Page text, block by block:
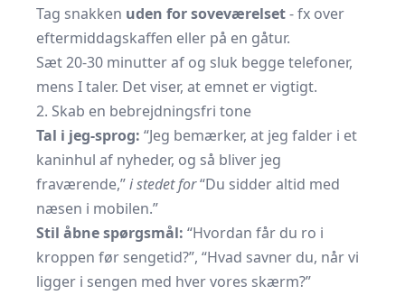
Tag snakken uden for soveværelset- fx over
eftermiddagskaffen eller på en gåtur.
Sæt 20-30 minutter af og sluk begge telefoner,
mens I taler. Det viser, at emnet er vigtigt.
2. Skab en bebrejdningsfri tone
Tal i jeg-sprog: “Jeg bemærker, at jeg falder i et
kaninhul af nyheder, og så bliver jeg
fraværende,”i stedet for“Du sidder altid med
næsen i mobilen.”
Stil åbne spørgsmål: “Hvordan får du ro i
kroppen før sengetid?”, “Hvad savner du, når vi
ligger i sengen med hver vores skærm?”